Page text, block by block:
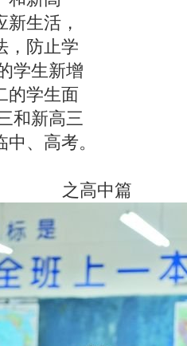
生活，
，防止学
学生新增
的学生面
和新高三
、高考。
之高中篇